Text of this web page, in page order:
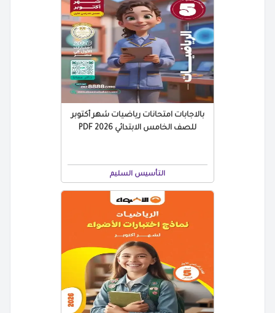
بالاجابات امتحانات رياضيات شهر أكتوبر
للصف الخامس الابتدائي 2026 PDF
التأسيس السليم